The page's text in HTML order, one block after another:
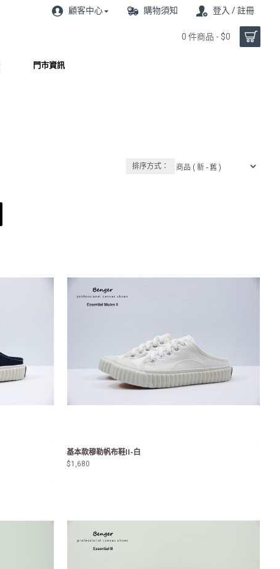
顧客中心 購物須知 登入 / 註冊
0 件商品 - $0
門市資訊
排序方式：
基本款穆勒帆布鞋II-白
$1,680